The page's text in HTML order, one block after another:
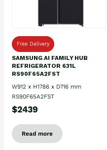
Free Delivery
SAMSUNG AI FAMILY HUB
REFRIGERATOR 631L
RS90F65A2FST
W912 x H1786 x D716 mm
RS90F65A2FST
$2439
Read more